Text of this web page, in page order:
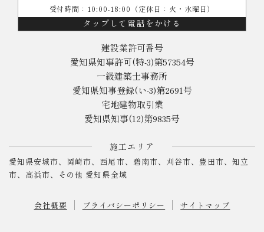
受付時間：10:00-18:00（定休日：火・水曜日）
タップして電話をかける
建設業許可番号
愛知県知事許可(特-3)第57354号
一級建築士事務所
愛知県知事登録(い-3)第2691号
宅地建物取引業
愛知県知事(12)第9835号
施工エリア
愛知県安城市、岡崎市、西尾市、碧南市、刈谷市、豊田市、知立
市、高浜市、その他 愛知県全域
会社概要 プライバシーポリシー サイトマップ